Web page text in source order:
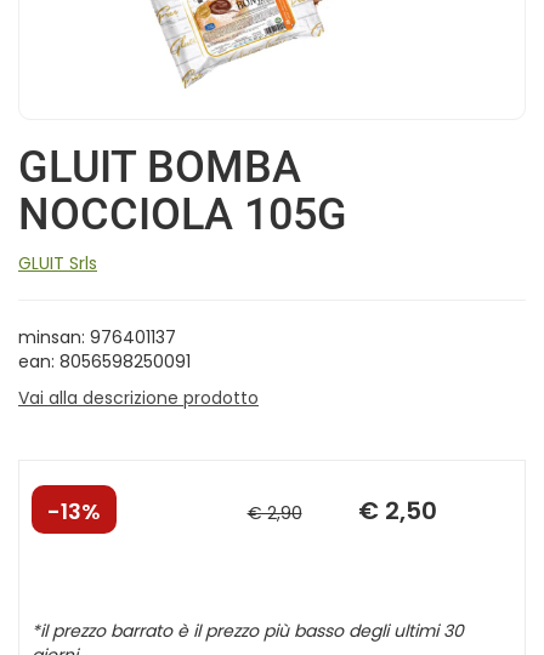
GLUIT BOMBA
NOCCIOLA 105G
GLUIT Srls
minsan: 976401137
ean: 8056598250091
Vai alla descrizione prodotto
Sconto
del
13% € 2,90
Prezzo
€ 2,50
*il prezzo barrato è il prezzo più basso degli ultimi 30